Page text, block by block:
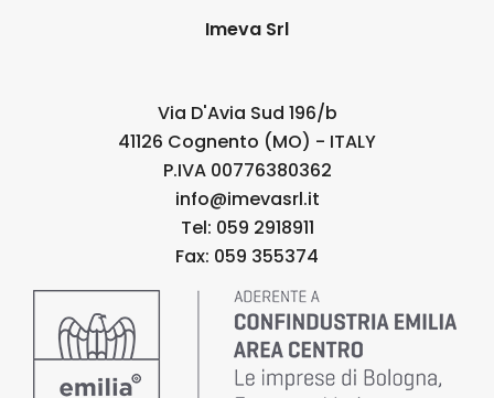
Imeva Srl
Via D'Avia Sud 196/b
41126 Cognento (MO) - ITALY
P.IVA 00776380362
info@imevasrl.it
Tel: 059 2918911
Fax: 059 355374